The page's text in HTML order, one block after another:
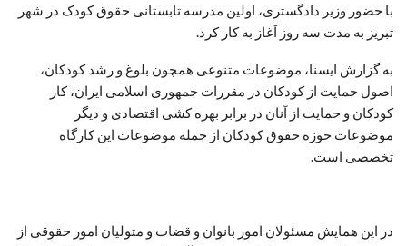
با حضور وزیر دادگستری، اولین مدرسه تابستانی حقوق کودک در شهر
تبریز به مدت سه روز آغاز به کار کرد.
به گزارش ایسنا، موضوعات متنوعی همچون بلوغ و رشد کودکان،
اصول حمایت از کودکان در مقررات جمهوری اسلامی ایران، کار
کودکان و حمایت از آنان در برابر بهره کشی اقتصادی و دیگر
موضوعات حوزه حقوق کودکان از جمله موضوعات این کارگاه
تخصصی است.
در این همایش مسئولان امور بانوان و قضات و متولیان امور حقوقی از